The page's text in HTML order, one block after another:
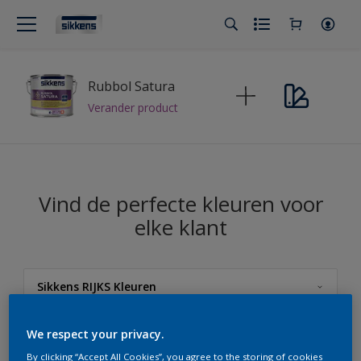
Rubbol Satura
Verander product
Vind de perfecte kleuren voor
elke klant
Sikkens RIJKS Kleuren
We respect your privacy.
By clicking “Accept All Cookies”, you agree to the storing of cookies